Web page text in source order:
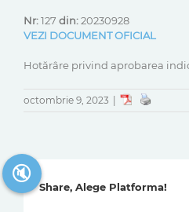
Nr:127 din:20230928
VEZI DOCUMENT OFICIAL
Hotărâre privind aprobarea
octombrie 9, 2023
Share, Alege Platforma!
🔇